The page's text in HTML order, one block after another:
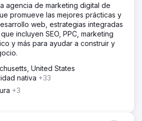
con una presencia de marca
en Google y sus propios activos.
una visibilidad constante con
con alta intención de compra
de decisión. Las señales de
de marca y los indicadores de
a medida que el
consolidaron en un solo dominio.
tener una presencia online
de lujo cohesionada, construida
plazo el mercado de San
agencia de marketing digital de
promueve las mejores prácticas y
web, estrategias integradas
incluyen SEO, PPC, marketing
y más para ayudar a construir y
United States
nativa +33
+3